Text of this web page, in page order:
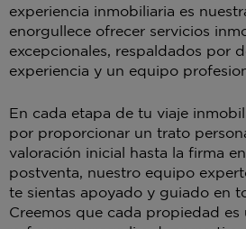
experiencia inmobiliaria es
enorgullece ofrecer servicios
excepcionales, respaldados por
experiencia y un equipo
En cada etapa de tu viaje
por proporcionar un trato
valoración inicial hasta la firma
postventa, nuestro equipo
te sientas apoyado y guiado en
Creemos que cada propiedad es